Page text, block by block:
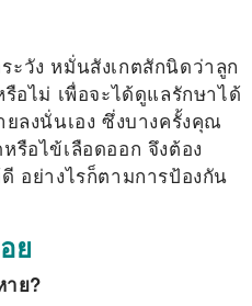
วัง หมั่นสังเกตสักนิดว่าลูก
รือไม่ เพื่อจะได้ดูแลรักษาได้
ลงนั่นเอง ซึ่งบางครั้งคุณ
รือไข้เลือดออก จึงต้อง
อย่างไรก็ตามการป้องกัน
ย
าย?